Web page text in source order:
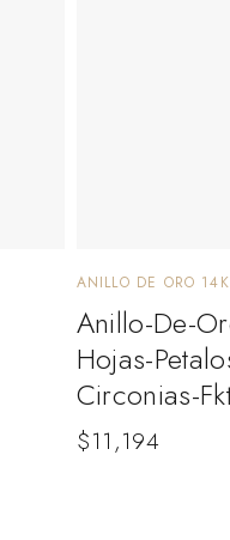
ANILLO DE ORO 14K
Anillo-De-
Hojas-
Circonias-
$11,194